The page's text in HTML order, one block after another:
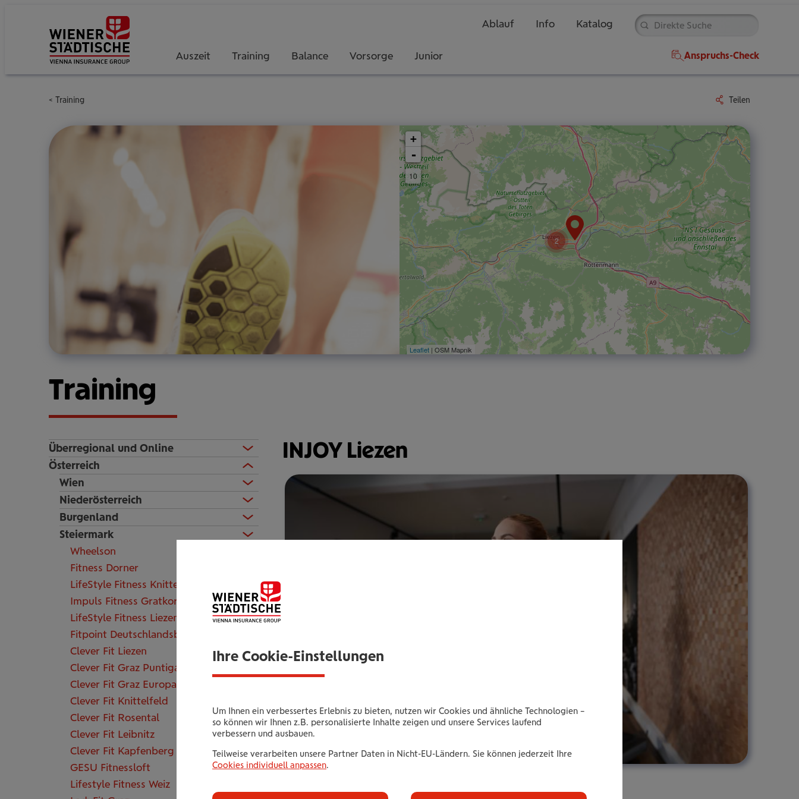
Auszeit Training Balance Vorsorge Junior
Ablauf Info Katalog
Anspruchs-Check
Direkte
Training Teilen
2
+
-
10
Leaflet| OSM Mapnik
Training
Überregional und Online
Österreich
Wien
Niederösterreich
Burgenland
Steiermark
Wheelson
Fitness Dorner
LifeStyle Fitness Knittelfeld
Impuls Fitness Gratkorn
LifeStyle Fitness Liezen
Fitpoint Deutschlandsberg
Clever Fit Liezen
Clever Fit Graz Puntigam
Clever Fit Graz Europaplatz
Clever Fit Knittelfeld
Clever Fit Rosental
Clever Fit Leibnitz
Clever Fit Kapfenberg
GESU Fitnessloft
Lifestyle Fitness Weiz
INJOY Liezen
Ihre Cookie-Einstellungen
Um Ihnen ein verbessertes Erlebnis zu bieten, nutzen wir Cookies und ähnliche Technologien –
so können wir Ihnen z.B. personalisierte Inhalte zeigen und unsere Services laufend
verbessern und ausbauen.
Teilweise verarbeiten unsere Partner Daten in Nicht-EU-Ländern. Sie können jederzeit Ihre
Cookies individuell anpassen.